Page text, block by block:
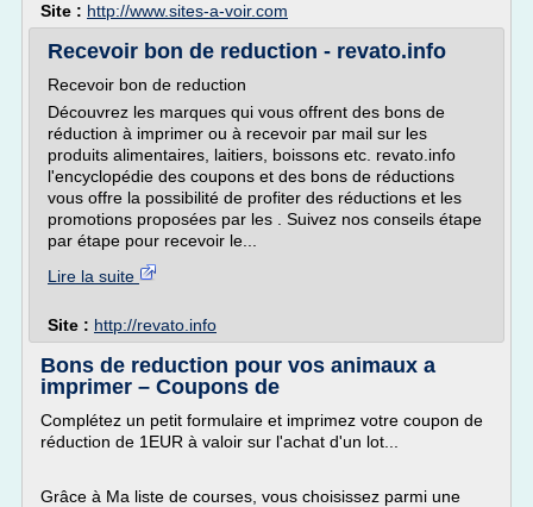
Site : http://www.sites-a-voir.com
Recevoir bon de reduction - revato.info
Recevoir bon de reduction
Découvrez les marques qui vous offrent des bons de
réduction à imprimer ou à recevoir par mail sur les
produits alimentaires, laitiers, boissons etc. revato.info
l'encyclopédie des coupons et des bons de réductions
vous offre la possibilité de profiter des réductions et les
promotions proposées par les . Suivez nos conseils étape
par étape pour recevoir le...
Lire la suite
Site : http://revato.info
Bons de reduction pour vos animaux a
imprimer – Coupons de
Complétez un petit formulaire et imprimez votre coupon de
réduction de 1EUR à valoir sur l'achat d'un lot...
Grâce à Ma liste de courses, vous choisissez parmi une